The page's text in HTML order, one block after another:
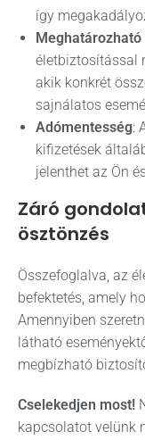
így
életbiztosítással
akik konkrét
sajnálatos
Adómentesség:
kifizetések
jelenthet az Ön
Záró
ösztönzés
Összefoglalva, az
befektetés, amely
Amennyiben
látható
megbízható
Cselekedjen most!
kapcsolatot velünk